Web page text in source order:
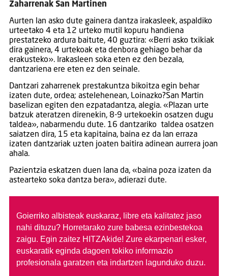
Zaharrenak San Martinen
Aurten lan asko dute gainera dantza irakasleek, aspaldiko
urteetako 4 eta 12 urteko mutil kopuru handiena
prestatzeko ardura baitute, 40 guztira: «Berri asko txikiak
dira gainera, 4 urtekoak eta denbora gehiago behar da
erakusteko». Irakasleen soka eten ez den bezala,
dantzariena ere eten ez den seinale.
Dantzari zaharrenek prestakuntza bikoitza egin behar
izaten dute, ordea; astelehenean, Loinazko?San Martin
baselizan egiten den ezpatadantza, alegia. «Plazan urte
batzuk ateratzen direnekin, 8-9 urtekoekin osatzen dugu
taldea», nabarmendu dute. 16 dantzariko taldea osatzen
saiatzen dira, 15 eta kapitaina, baina ez da lan erraza
izaten dantzariak uzten joaten baitira adinean aurrera joan
ahala.
Pazientzia eskatzen duen lana da, «baina poza izaten da
astearteko soka dantza bera», adierazi dute.
Goierriko albisteak euskaraz, libre eta kalitatez jaso
nahi dituzu? Horretarako zure babesa ezinbestekoa
zaigu. Egin zaitez HITZAkide! Zure ekarpenari esker,
euskaratik eginda dagoen tokiko informazio
profesionala garatzen eta indartzen lagunduko duzu.